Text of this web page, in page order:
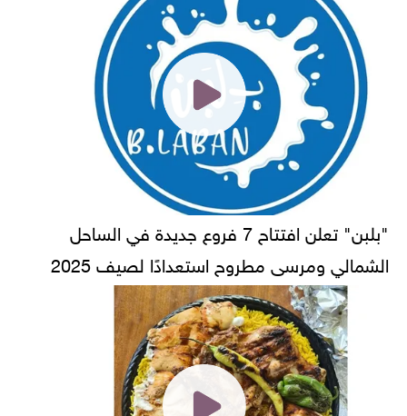
"بلبن" تعلن افتتاح 7 فروع جديدة في الساحل
الشمالي ومرسى مطروح استعدادًا لصيف 2025